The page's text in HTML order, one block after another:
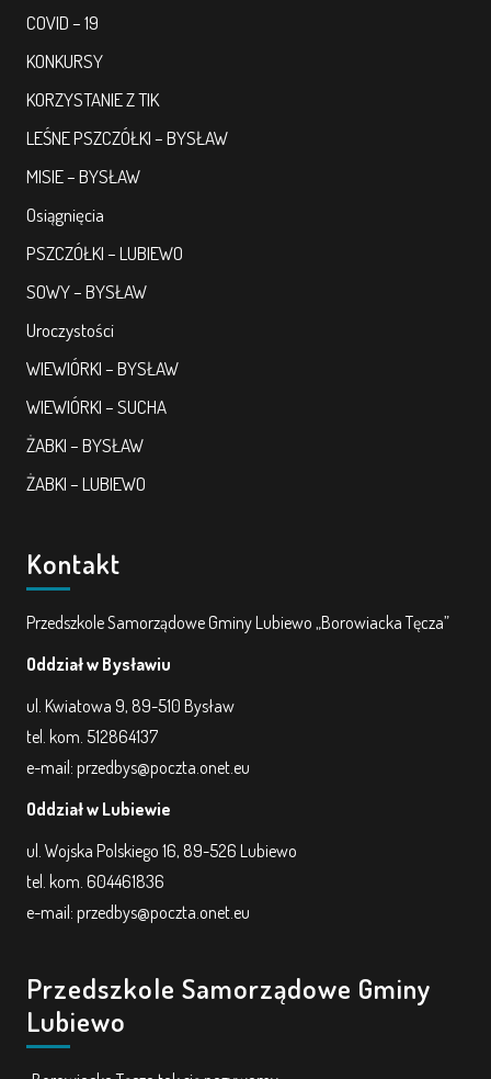
COVID – 19
KONKURSY
KORZYSTANIE Z TIK
LEŚNE PSZCZÓŁKI – BYSŁAW
MISIE – BYSŁAW
Osiągnięcia
PSZCZÓŁKI – LUBIEWO
SOWY – BYSŁAW
Uroczystości
WIEWIÓRKI – BYSŁAW
WIEWIÓRKI – SUCHA
ŻABKI – BYSŁAW
ŻABKI – LUBIEWO
Kontakt
Przedszkole Samorządowe Gminy Lubiewo „Borowiacka Tęcza”
Oddział w Bysławiu
ul. Kwiatowa 9, 89-510 Bysław
tel. kom. 512864137
e-mail: przedbys@poczta.onet.eu
Oddział w Lubiewie
ul. Wojska Polskiego 16, 89-526 Lubiewo
tel. kom. 604461836
e-mail: przedbys@poczta.onet.eu
Przedszkole Samorządowe Gminy
Lubiewo